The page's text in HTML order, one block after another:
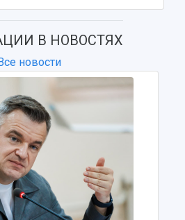
организации
В НОВОСТЯХ
Все новости